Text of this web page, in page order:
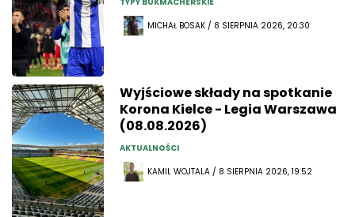
MICHAŁ BOSAK / 8 SIERPNIA 2026, 20:30
Wyjściowe składy na spotkanie
Korona Kielce - Legia Warszawa
(08.08.2026)
AKTUALNOŚCI
KAMIL WOJTALA / 8 SIERPNIA 2026, 19:52